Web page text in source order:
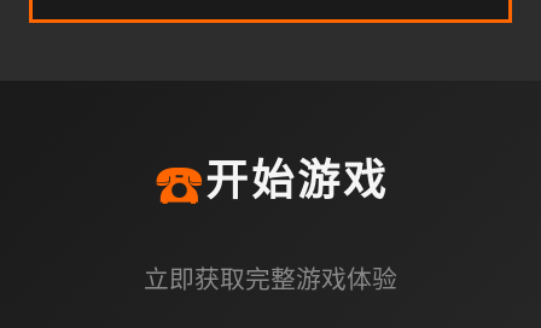
☎️开始游戏
立即获取完整游戏体验